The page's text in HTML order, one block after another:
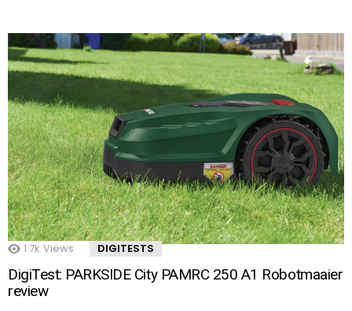
1.7k Views DIGITESTS
DigiTest: PARKSIDE City PAMRC 250 A1 Robotmaaier
review